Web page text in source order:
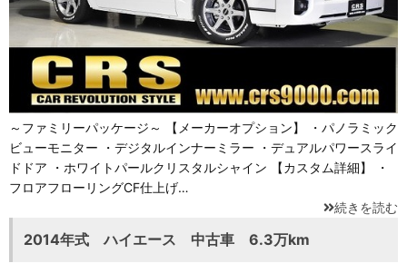
～ファミリーパッケージ～ 【メーカーオプション】 ・パノラミック
ビューモニター ・デジタルインナーミラー ・デュアルパワースライ
ドドア ・ホワイトパールクリスタルシャイン 【カスタム詳細】 ・
フロアフローリングCF仕上げ…
続きを読む
2014年式 ハイエース 中古車 6.3万km